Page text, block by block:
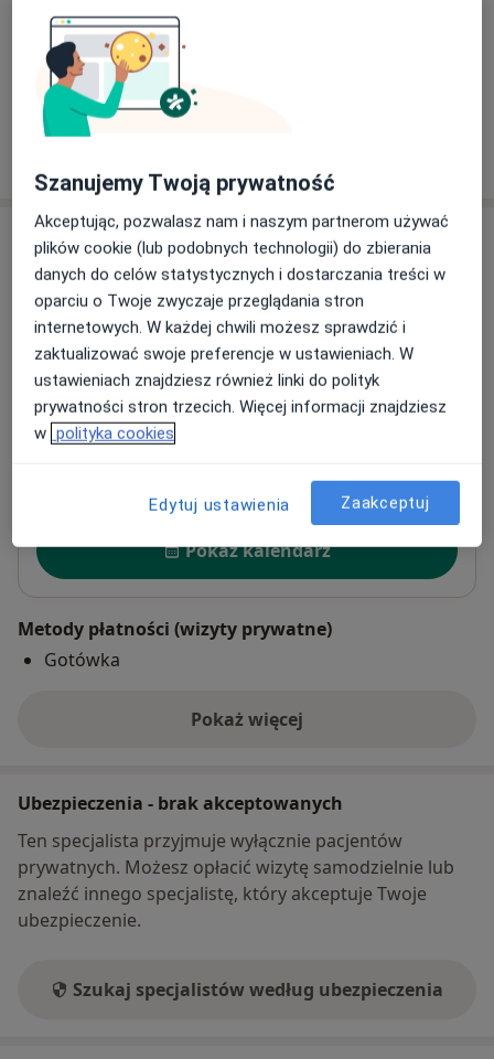
Prowadzenie ciąży
Od 200 zł Szczegóły
Adresy (2)
Adres 1 Adres 2
Gabinet Ginekologiczno-Położniczy
3 maja 31/1A, Stare Miasto, 62-200Gniezno
otwiera się w nowej karcie
Pokaż kalendarz
Metody płatności (wizyty prywatne)
Gotówka
Pokaż więcej
o adresie
Ubezpieczenia - brak akceptowanych
Ten specjalista przyjmuje wyłącznie pacjentów
prywatnych. Możesz opłacić wizytę samodzielnie lub
znaleźć innego specjalistę, który akceptuje Twoje
ubezpieczenie.
Szukaj specjalistów według ubezpieczenia
Szanujemy Twoją prywatność
Akceptując, pozwalasz nam i naszym partnerom używać
plików cookie (lub podobnych technologii) do zbierania
danych do celów statystycznych i dostarczania treści w
oparciu o Twoje zwyczaje przeglądania stron
internetowych. W każdej chwili możesz sprawdzić i
zaktualizować swoje preferencje w ustawieniach. W
ustawieniach znajdziesz również linki do polityk
prywatności stron trzecich. Więcej informacji znajdziesz
w polityka cookies
Edytuj ustawienia Zaakceptuj